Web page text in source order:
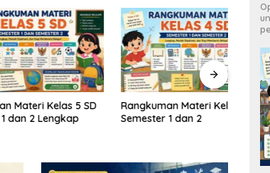
5 SD
Rangkuman Materi Kelas 4 SD
Semester 1 dan 2